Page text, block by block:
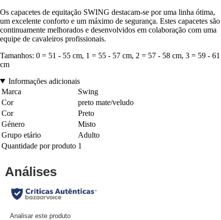
Os capacetes de equitação SWING destacam-se por uma linha ótima,
um excelente conforto e um máximo de segurança. Estes capacetes são
continuamente melhorados e desenvolvidos em colaboração com uma
equipe de cavaleiros profissionais.
Tamanhos: 0 = 51 - 55 cm, 1 = 55 - 57 cm, 2 = 57 - 58 cm, 3 = 59 - 61
cm
Informações adicionais
Marca
Swing
Cor
preto mate/veludo
Cor
Preto
Género
Misto
Grupo etário
Adulto
Quantidade por produto 1